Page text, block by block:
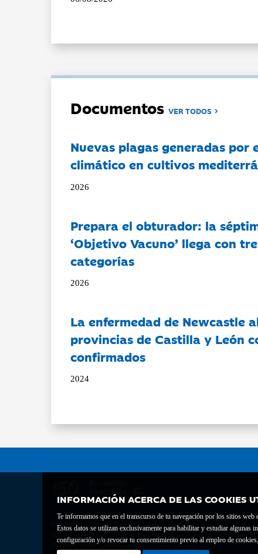
INFORMACIÓN ACERCA DE LAS COOKIES
Te informamos que en el transcurso de tu navegación por los sitios
Estos datos se utilizan exclusivamente para habilitar y estudiar algunas
configuración y/o revocar tu consentimiento previo al empleo de
DocumentosVER TODOS
Nuevas plagas generadas por
climático en cultivos
2026
Prepara el obturador: la
‘Objetivo Vacuno’ llega con
categorías
2026
La enfermedad de Newcastle
provincias de Castilla y León
confirmados
2024
Fundación Bancaria Ibercaja C.I.F. G-50000652.
Inscrita en el Registro de Fundaciones del Mº de Educación, Cultura y
Domicilio social: Joaquín Costa, 13. 50001 Zaragoza.